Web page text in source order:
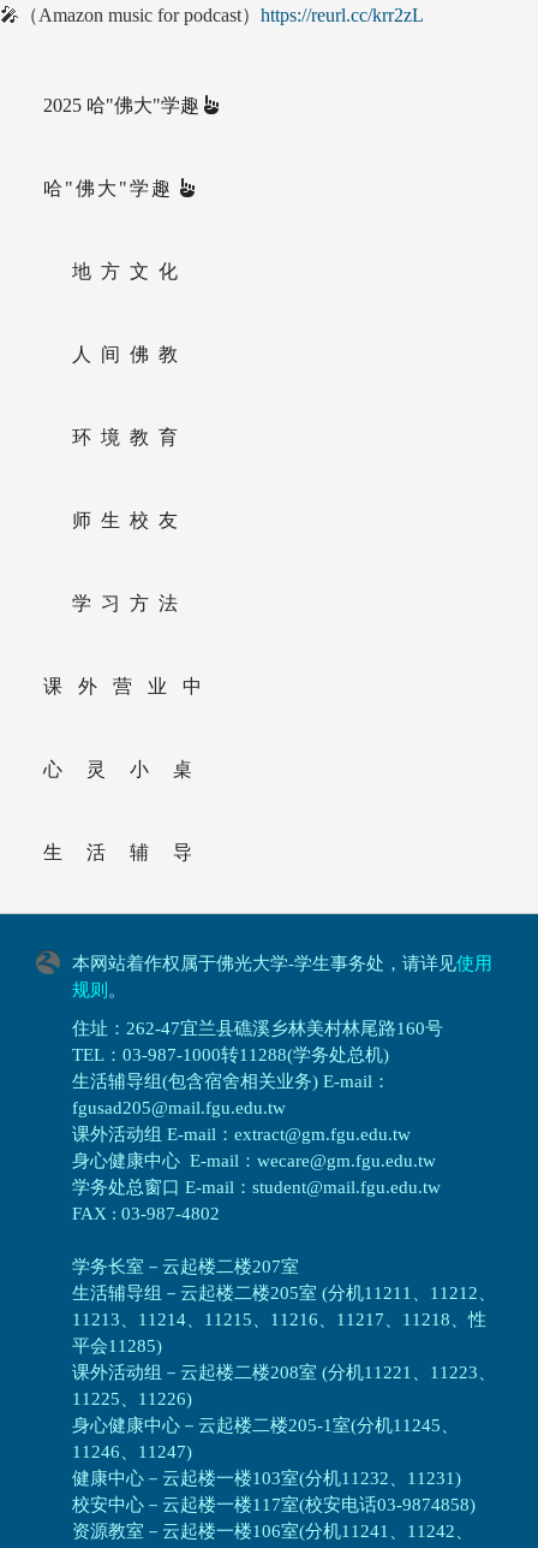
🎤（Amazon music for podcast） https://reurl.cc/krr2zL
2025 哈"佛大"学趣
哈"佛大"学趣
地方文化
人间佛教
环境教育
师生校友
学习方法
课外营业中
心灵小桌
生活辅导
本网站着作权属于佛光大学-学生事务处，请详见使用
规则 。
住址：262-47宜兰县礁溪乡林美村林尾路160号
TEL：03-987-1000转11288(学务处总机)
生活辅导组(包含宿舍相关业务) E-mail：
fgusad205@mail.fgu.edu.tw
课外活动组 E-mail：extract@gm.fgu.edu.tw
身心健康中心 E-mail：wecare@gm.fgu.edu.tw
学务处总窗口 E-mail：student@mail.fgu.edu.tw
FAX : 03-987-4802
学务长室－云起楼二楼207室
生活辅导组 － 云起楼二楼205室 (分机11211、11212、
11213、11214、11215、11216、11217、11218、性
平会11285)
课外活动组 － 云起楼二楼208室 (分机11221、11223、
11225、11226)
身心健康中心 － 云起楼二楼205-1室(分机11245、
11246、11247)
健康中心－ 云起楼一楼103室(分机11232、11231)
校安中心－ 云起楼一楼117室(校安电话03-9874858)
资源教室 － 云起楼一楼106室(分机11241、11242、